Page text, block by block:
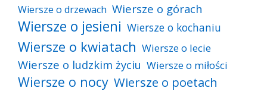
Wiersze o drzewach Wiersze o górach
Wiersze o jesieni Wiersze o kochaniu
Wiersze o kwiatach Wiersze o lecie
Wiersze o ludzkim życiu Wiersze o miłości
Wiersze o nocy Wiersze o poetach